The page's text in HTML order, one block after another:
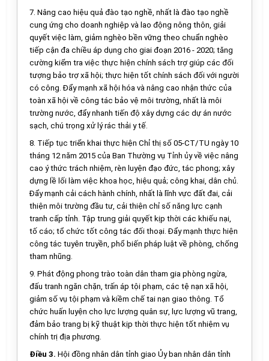
7. Nâng cao hiệu quả đào tạo nghề, nhất là đào tạo nghề
cung ứng cho doanh nghiệp và lao động nông thôn, giải
quyết việc làm, giảm nghèo bền vững theo chuẩn nghèo
tiếp cận đa chiều áp dụng cho giai đoạn 2016 - 2020; tăng
cường kiểm tra việc thực hiện chính sách trợ giúp các đối
tượng bảo trợ xã hội; thực hiện tốt chính sách đối với người
có công. Đẩy mạnh xã hội hóa và nâng cao nhận thức của
toàn xã hội về công tác bảo vệ môi trường, nhất là môi
trường nước, đẩy nhanh tiến độ xây dựng các dự án nước
sạch, chú trọng xử lý rác thải y tế.
8. Tiếp tục triển khai thực hiện Chỉ thị số 05-CT/TU ngày 10
tháng 12 năm 2015 của Ban Thường vụ Tỉnh ủy về việc nâng
cao ý thức trách nhiệm, rèn luyện đạo đức, tác phong; xây
dựng lề lối làm việc khoa học, hiệu quả; công khai, dân chủ.
Đẩy mạnh cải cách hành chính, nhất là lĩnh vực đất đai, cải
thiện môi trường đầu tư, cải thiện chỉ số năng lực cạnh
tranh cấp tỉnh. Tập trung giải quyết kịp thời các khiếu nại,
tố cáo; tổ chức tốt công tác đối thoại. Đẩy mạnh thực hiện
công tác tuyên truyền, phổ biến pháp luật về phòng, chống
tham nhũng.
9. Phát động phong trào toàn dân tham gia phòng ngừa,
đấu tranh ngăn chặn, trấn áp tội phạm, các tệ nạn xã hội,
giảm số vụ tội phạm và kiềm chế tai nạn giao thông. Tổ
chức huấn luyện cho lực lượng quân sự, lực lượng vũ trang,
đảm bảo trang bị kỹ thuật kịp thời thực hiện tốt nhiệm vụ
chính trị địa phương.
Điều 3. Hội đồng nhân dân tỉnh giao Ủy ban nhân dân tỉnh